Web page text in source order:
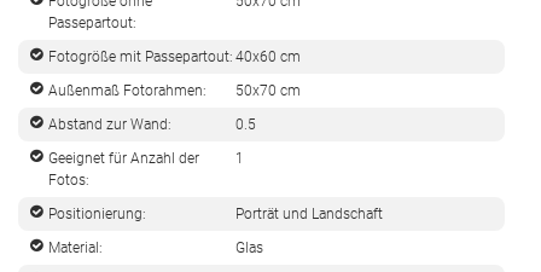
Passepartout:
Fotogröße mit Passepartout: 40x60 cm
Außenmaß Fotorahmen:
50x70 cm
Abstand zur Wand:
0.5
Geeignet für Anzahl der
Fotos:
1
Positionierung:
Porträt und Landschaft
Material:
Glas